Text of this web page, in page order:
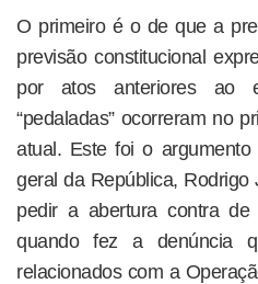
O primeiro é o de que a
previsão constitucional
por atos anteriores ao
“pedaladas” ocorreram no
atual. Este foi o argumento
geral da República,
pedir a abertura contra de
quando fez a denúncia
relacionados com a